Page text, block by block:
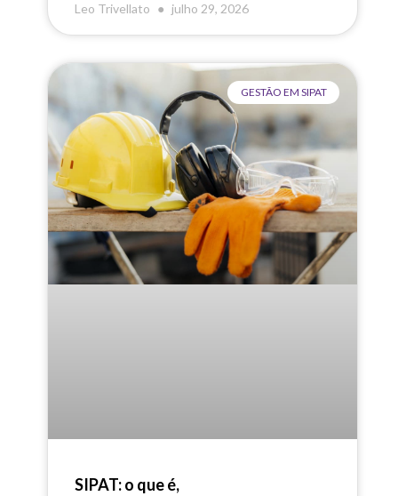
Leo Trivellato julho 29, 2026
GESTÃO EM SIPAT
SIPAT: o que é,